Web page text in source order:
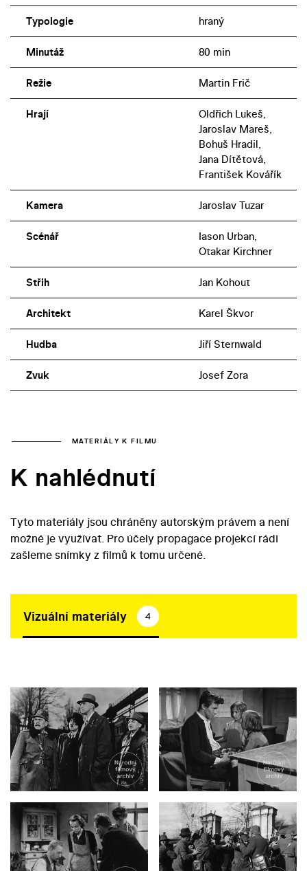
Typologie hraný
Minutáž 80 min
Režie Martin Frič
Hrají
Oldřich Lukeš,
Jaroslav Mareš,
Bohuš Hradil,
Jana Dítětová,
František Kovářík
Kamera Jaroslav Tuzar
Scénář
Iason Urban,
Otakar Kirchner
Střih Jan Kohout
Architekt Karel Škvor
Hudba Jiří Sternwald
Zvuk Josef Zora
MATERIÁLY K FILMU
K nahlédnutí
Tyto materiály jsou chráněny autorským právem a není
možné je využívat. Pro účely propagace projekcí rádi
zašleme snímky z filmů k tomu určené.
Vizuální materiály 4